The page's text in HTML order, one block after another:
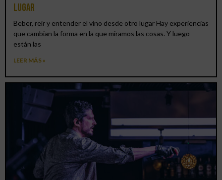
lugar
Beber, reír y entender el vino desde otro lugar Hay experiencias
que cambian la forma en la que miramos las cosas. Y luego
están las
LEER MÁS »